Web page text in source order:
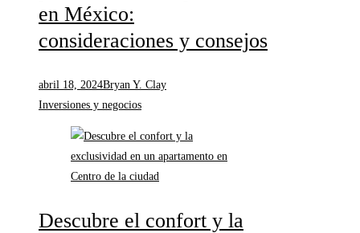
en México:
consideraciones y consejos
abril 18, 2024Bryan Y. Clay
Inversiones y negocios
Descubre el confort y la